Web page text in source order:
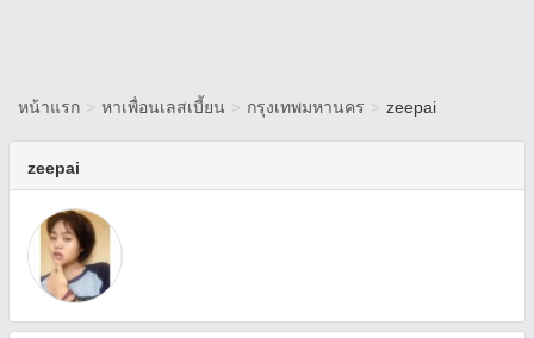
หน้าแรก > หาเพื่อนเลสเบี้ยน > กรุงเทพมหานคร > zeepai
zeepai